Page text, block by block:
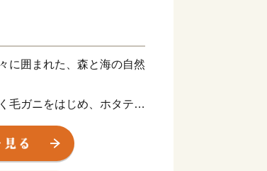
に囲まれた、森と海の自然
毛ガニをはじめ、ホタテや
山の幸に恵まれています。
べ方講座『毛ガニ道場』を